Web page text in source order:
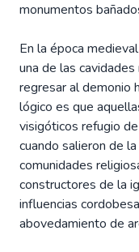
monumentos
En la época
una de las
regresar al demonio
lógico es que
visigóticos refugio
cuando salieron de
comunidades
constructores de la
influencias
abovedamiento de